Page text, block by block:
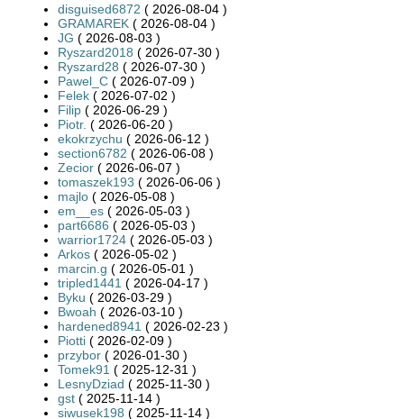
disguised6872 ( 2026-08-04 )
GRAMAREK ( 2026-08-04 )
JG ( 2026-08-03 )
Ryszard2018 ( 2026-07-30 )
Ryszard28 ( 2026-07-30 )
Pawel_C ( 2026-07-09 )
Felek ( 2026-07-02 )
Filip ( 2026-06-29 )
Piotr. ( 2026-06-20 )
ekokrzychu ( 2026-06-12 )
section6782 ( 2026-06-08 )
Zecior ( 2026-06-07 )
tomaszek193 ( 2026-06-06 )
majlo ( 2026-05-08 )
em__es ( 2026-05-03 )
part6686 ( 2026-05-03 )
warrior1724 ( 2026-05-03 )
Arkos ( 2026-05-02 )
marcin.g ( 2026-05-01 )
tripled1441 ( 2026-04-17 )
Byku ( 2026-03-29 )
Bwoah ( 2026-03-10 )
hardened8941 ( 2026-02-23 )
Piotti ( 2026-02-09 )
przybor ( 2026-01-30 )
Tomek91 ( 2025-12-31 )
LesnyDziad ( 2025-11-30 )
gst ( 2025-11-14 )
siwusek198 ( 2025-11-14 )